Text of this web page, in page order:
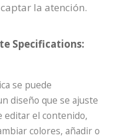
la atención.
Specifications:
se puede
diseño que se ajuste
editar el contenido,
colores, añadir o